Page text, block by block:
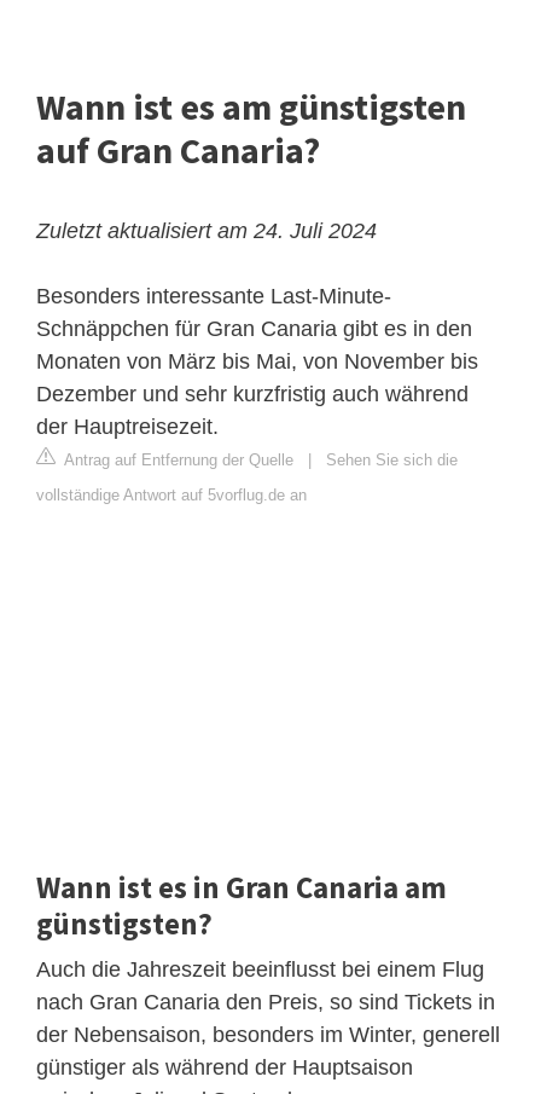
Wann ist es am günstigsten
auf Gran Canaria?
Zuletzt aktualisiert am 24. Juli 2024
Besonders interessante Last-Minute-
Schnäppchen für Gran Canaria gibt es in den
Monaten von März bis Mai, von November bis
Dezember und sehr kurzfristig auch während
der Hauptreisezeit.
Antrag auf Entfernung der Quelle
Sehen Sie sich die
vollständige Antwort auf 5vorflug.de an
Wann ist es in Gran Canaria am
günstigsten?
Auch die Jahreszeit beeinflusst bei einem Flug
nach Gran Canaria den Preis, so sind Tickets in
der Nebensaison, besonders im Winter, generell
günstiger als während der Hauptsaison